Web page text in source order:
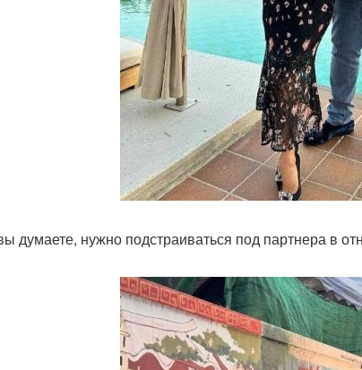
думаете, нужно подстраиваться под партнера в